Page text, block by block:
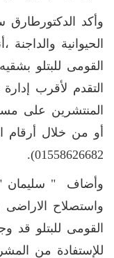
وأكد الدكتورطارق
الحيوانية
القومى للبتلو
التقدم لأقرب
المنتشرين على
01558626682).
وأضاف " سليمان "
واستصلاح
القومى للبتلو قد
للإستفادة من